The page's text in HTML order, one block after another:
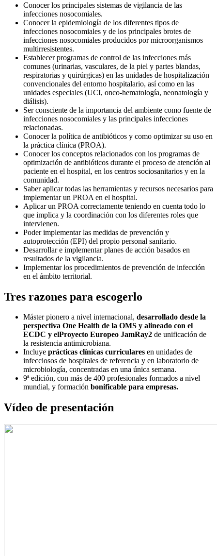
Conocer los principales sistemas de vigilancia de las
infecciones nosocomiales.
Conocer la epidemiología de los diferentes tipos de
infecciones nosocomiales y de los principales brotes de
infecciones nosocomiales producidos por microorganismos
multirresistentes.
Establecer programas de control de las infecciones más
comunes (urinarias, vasculares, de la piel y partes blandas,
respiratorias y quirúrgicas) en las unidades de hospitalización
convencionales del entorno hospitalario, así como en las
unidades especiales (UCI, onco-hematología, neonatología y
diálisis).
Ser consciente de la importancia del ambiente como fuente de
infecciones nosocomiales y las principales infecciones
relacionadas.
Conocer la política de antibióticos y como optimizar su uso en
la práctica clínica (PROA).
Conocer los conceptos relacionados con los programas de
optimización de antibióticos durante el proceso de atención al
paciente en el hospital, en los centros sociosanitarios y en la
comunidad.
Saber aplicar todas las herramientas y recursos necesarios para
implementar un PROA en el hospital.
Aplicar un PROA correctamente teniendo en cuenta todo lo
que implica y la coordinación con los diferentes roles que
intervienen.
Poder implementar las medidas de prevención y
autoprotección (EPI) del propio personal sanitario.
Desarrollar e implementar planes de acción basados en
resultados de la vigilancia.
Implementar los procedimientos de prevención de infección
en el ámbito territorial.
Tres razones para escogerlo
Máster pionero a nivel internacional, desarrollado desde la
perspectiva One Health de la OMS y alineado con el
ECDC y elProyecto Europeo JamRay2 de unificación de
la resistencia antimicrobiana.
Incluye prácticas clínicas curriculares en unidades de
infecciosos de hospitales de referencia y en laboratorio de
microbiología, concentradas en una única semana.
9ª edición, con más de 400 profesionales formados a nivel
mundial, y formación bonificable para empresas.
Vídeo de presentación